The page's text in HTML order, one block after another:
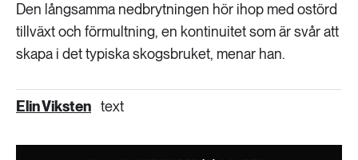
Den långsamma nedbrytningen hör ihop med ostörd
tillväxt och förmultning, en kontinuitet som är svår att
skapa i det typiska skogsbruket, menar han.
Elin Viksten text